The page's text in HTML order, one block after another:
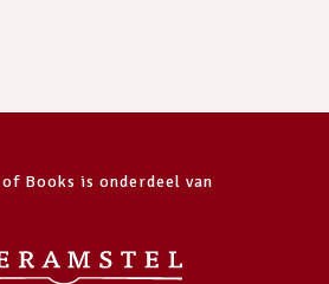
of Books is onderdeel van